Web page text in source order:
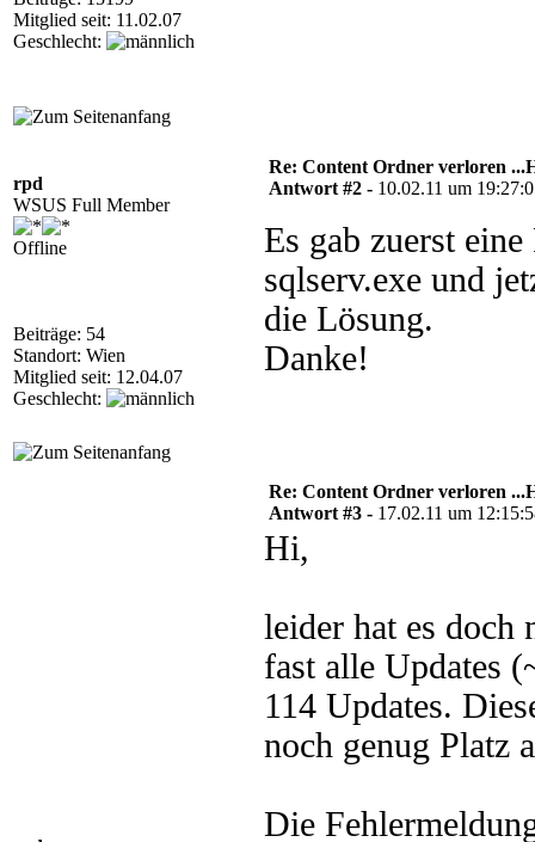
Mitglied seit: 11.02.07
Geschlecht:
rpd
WSUS Full Member
Offline
Beiträge: 54
Standort: Wien
Mitglied seit: 12.04.07
Geschlecht:
Re: Content Ordner verloren
Antwort #2 - 10.02.11 um
Es gab zuerst
sqlserv.exe und
die Lösung.
Danke!
Re: Content Ordner verloren
Antwort #3 - 17.02.11 um
Hi,
leider hat es doch
fast alle Updates
114 Updates.
noch genug Platz
Die